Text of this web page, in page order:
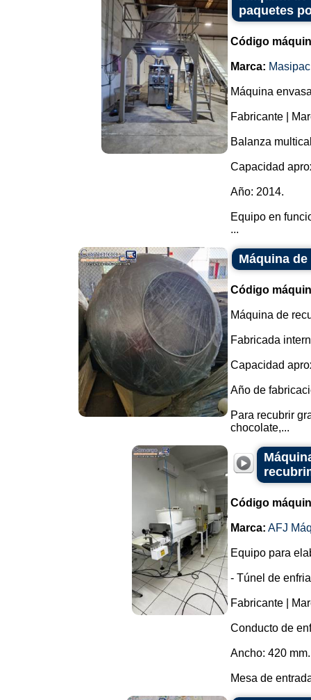
paquetes
Código
Marca:
Máquina
Fabricante |
Balanza
Capacidad
Año: 2014.
Equipo en
...
Máquina
Código
Máquina de
Fabricada
Capacidad
Año de
Para recubrir
chocolate,...
Código
Marca: AFJ
Equipo para
- Túnel de
Fabricante |
Conducto de
Ancho: 420 mm.
Mesa de